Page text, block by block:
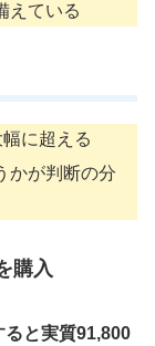
えている
に超える
かが判断の分
購入
と実質91,800